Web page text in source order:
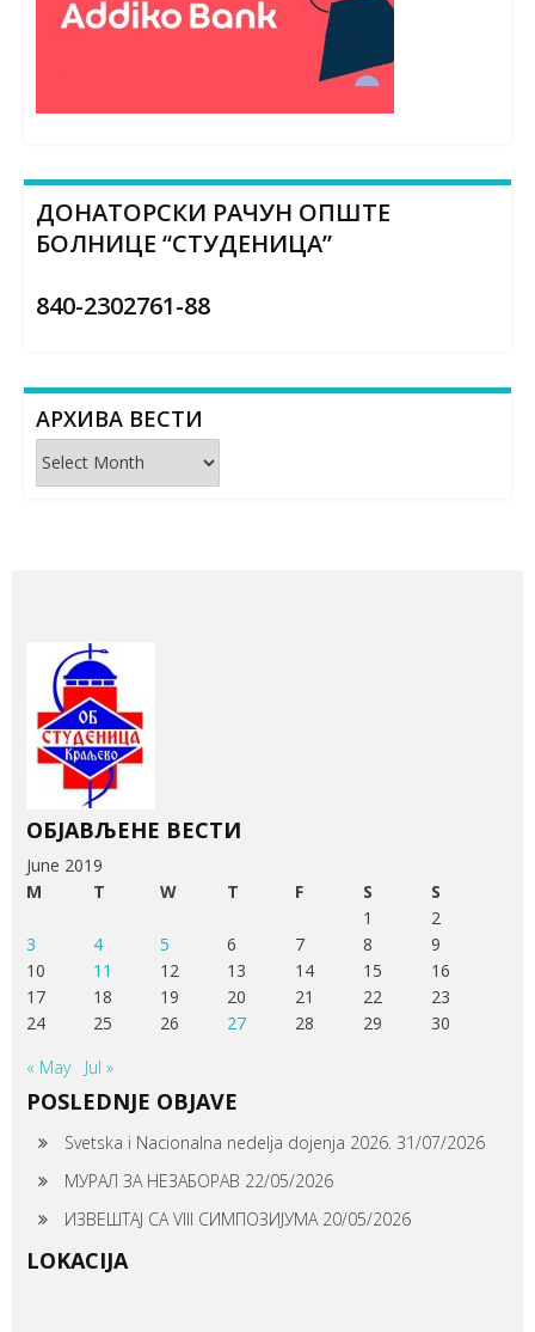
ДОНАТОРСКИ РАЧУН ОПШТЕ
БОЛНИЦЕ “СТУДЕНИЦА”
840-2302761-88
АРХИВА ВЕСТИ
Архива
вести
ОБЈАВЉЕНЕ ВЕСТИ
June 2019
M
T W T F S
S
1
2
3
4 5 6 7 8
9
10
11 12 13 14 15
16
17
18 19 20 21 22
23
24
25 26 27 28 29
30
« May
Jul »
POSLEDNJE OBJAVE
Svetska i Nacionalna nedelja dojenja 2026. 31/07/2026
МУРАЛ ЗА НЕЗАБОРАВ 22/05/2026
ИЗВЕШТАЈ СА VIII СИМПОЗИЈУМА 20/05/2026
LOKACIJA